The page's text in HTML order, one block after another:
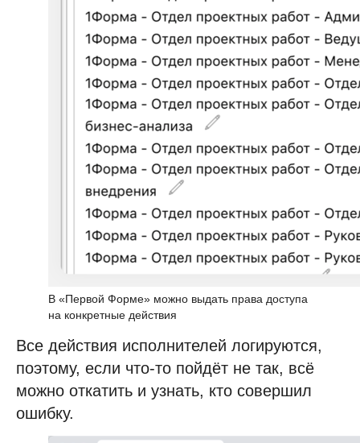
В «Первой Форме» можно выдать права доступа
на конкретные действия
Все действия исполнителей логируются,
поэтому, если что-то пойдёт не так, всё
можно откатить и узнать, кто совершил
ошибку.